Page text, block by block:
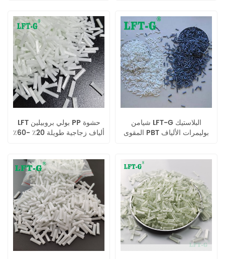
LFT بولي بروبيلين PP حشوة
ألياف زجاجية طويلة 20٪ -60٪
شيامن LFT-G البلاستيك
المقوى PBT بوليمرات الألياف